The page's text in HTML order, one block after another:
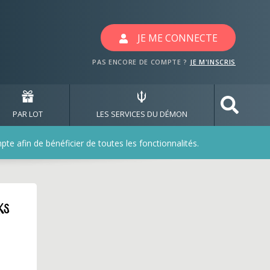
JE ME CONNECTE
PAS ENCORE DE COMPTE ? JE M'INSCRIS
PAR LOT LES SERVICES DU DÉMON
afin de bénéficier de toutes les fonctionnalités.